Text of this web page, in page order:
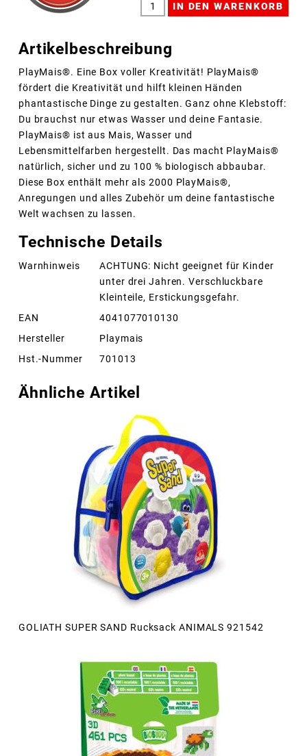
Artikelbeschreibung
PlayMais®. Eine Box voller Kreativität! PlayMais®
fördert die Kreativität und hilft kleinen Händen
phantastische Dinge zu gestalten. Ganz ohne Klebstoff:
Du brauchst nur etwas Wasser und deine Fantasie.
PlayMais® ist aus Mais, Wasser und
Lebensmittelfarben hergestellt. Das macht PlayMais®
natürlich, sicher und zu 100 % biologisch abbaubar.
Diese Box enthält mehr als 2000 PlayMais®,
Anregungen und alles Zubehör um deine fantastische
Welt wachsen zu lassen.
Technische Details
Warnhinweis
ACHTUNG: Nicht geeignet für Kinder
unter drei Jahren. Verschluckbare
Kleinteile, Erstickungsgefahr.
EAN
4041077010130
Hersteller
Playmais
Hst.-Nummer
701013
Ähnliche Artikel
GOLIATH SUPER SAND Rucksack ANIMALS 921542